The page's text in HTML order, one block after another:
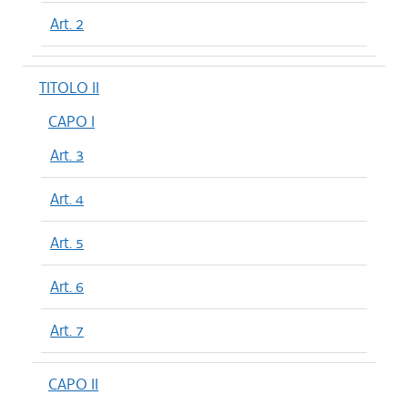
Art. 2
TITOLO II
CAPO I
Art. 3
Art. 4
Art. 5
Art. 6
Art. 7
CAPO II